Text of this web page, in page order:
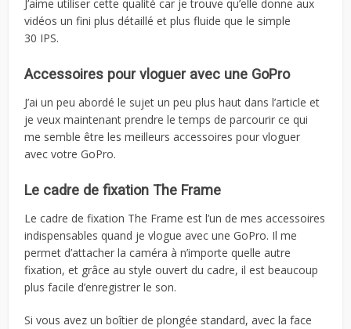
J’aime utiliser cette qualité car je trouve qu’elle donne aux
vidéos un fini plus détaillé et plus fluide que le simple
30 IPS.
Accessoires pour vloguer avec une GoPro
J’ai un peu abordé le sujet un peu plus haut dans l’article et
je veux maintenant prendre le temps de parcourir ce qui
me semble être les meilleurs accessoires pour vloguer
avec votre GoPro.
Le cadre de fixation The Frame
Le cadre de fixation The Frame est l’un de mes accessoires
indispensables quand je vlogue avec une GoPro. Il me
permet d’attacher la caméra à n’importe quelle autre
fixation, et grâce au style ouvert du cadre, il est beaucoup
plus facile d’enregistrer le son.
Si vous avez un boîtier de plongée standard, avec la face